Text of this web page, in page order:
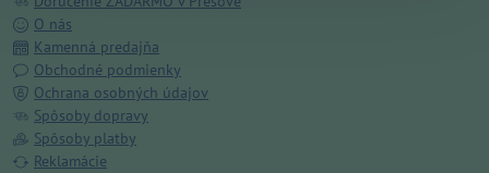
O nás
Kamenná predajňa
Obchodné podmienky
Ochrana osobných údajov
Spôsoby dopravy
Spôsoby platby
Reklamácie